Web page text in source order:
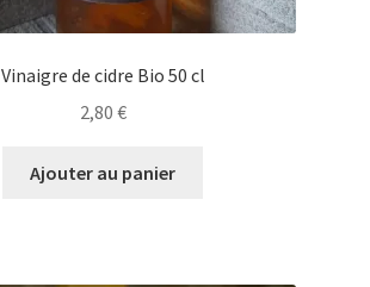
Vinaigre de cidre Bio 50 cl
2,80 €
Ajouter au panier